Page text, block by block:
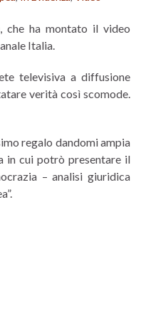
che ha montato il video
Italia.
televisiva a diffusione
verità così scomode.
regalo dandomi ampia
in cui potrò presentare il
– analisi giuridica